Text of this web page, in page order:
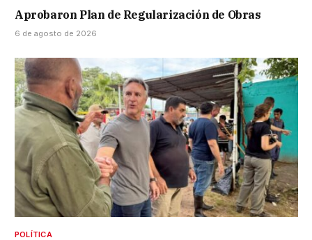
Aprobaron Plan de Regularización de Obras
6 de agosto de 2026
POLÍTICA